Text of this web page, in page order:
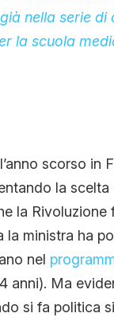
nella serie
la scuola
scorso in
la scelta
la Rivoluzione
la ministra ha
nel
anni). Ma
si fa politica